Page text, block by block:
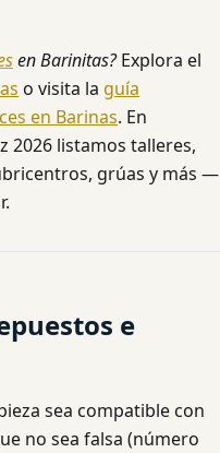
en Barinitas?Explora el
o visita la guía
en Barinas. En
2026 listamos talleres,
grúas y más —
e
sea compatible con
no sea falsa (número